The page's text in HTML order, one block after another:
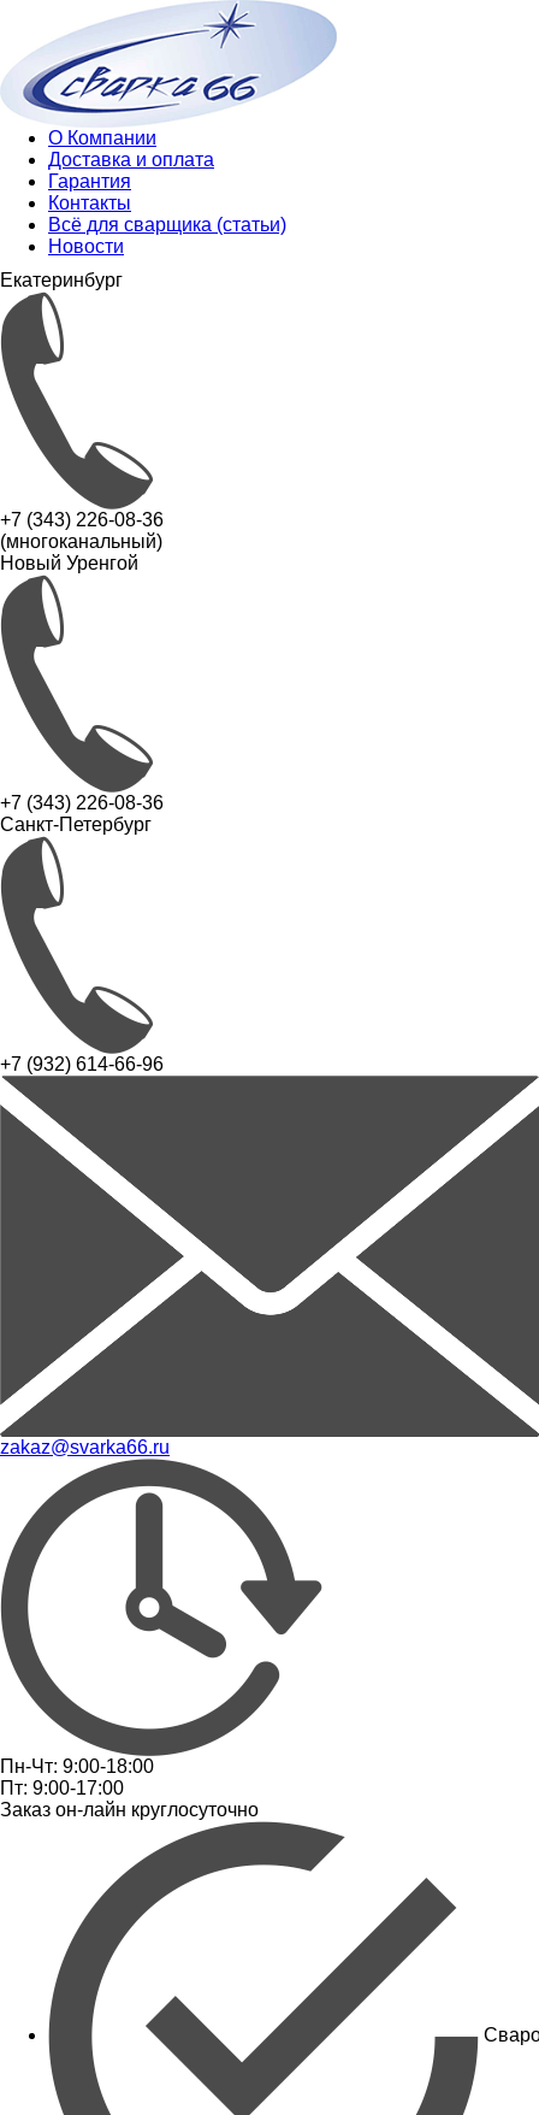
О Компании
Доставка и оплата
Гарантия
Контакты
Всё для сварщика (статьи)
Новости
Екатеринбург
+7 (343) 226-08-36
(многоканальный)
Новый Уренгой
+7 (343) 226-08-36
Санкт-Петербург
+7 (932) 614-66-96
zakaz@svarka66.ru
Пн-Чт: 9:00-18:00
Пт: 9:00-17:00
Заказ он-лайн круглосуточно